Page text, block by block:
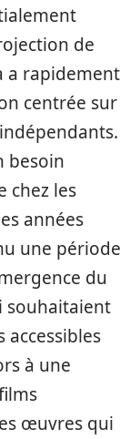
de
a rapidement
centrée sur
besoin
chez les
années
une période
du
souhaitaient
à une
œuvres qui